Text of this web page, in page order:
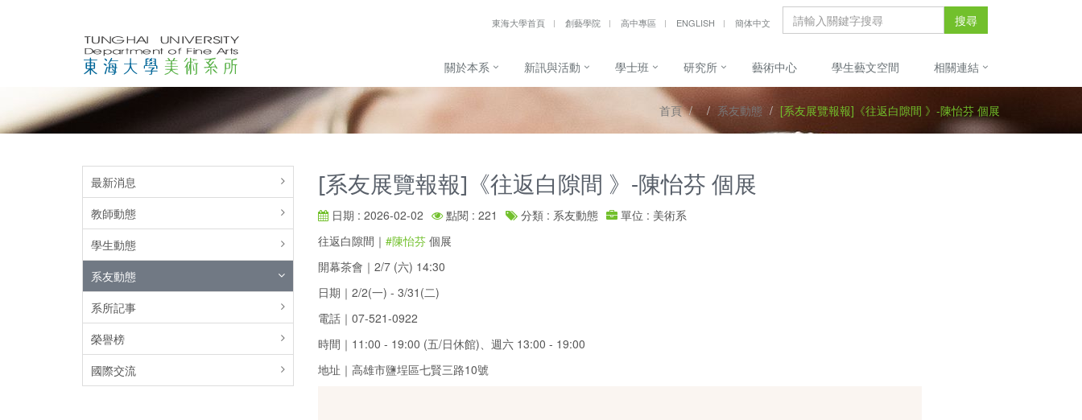
東海大學首頁 創藝學院 高中專區 ENGLISH 簡体中文 搜尋
關於本系 新訊與活動 學士班 研究所 藝術中心 學生藝文空間 相關連結
首頁 系友動態 [系友展覽報報]《往返白隙間 》-陳怡芬 個展
最新消息
教師動態
學生動態
系友動態
系所記事
榮譽榜
國際交流
[系友展覽報報]《往返白隙間 》-陳怡芬 個展
日期 : 2026-02-02 點閱 : 221 分類 : 系友動態
單位 : 美術系
往返白隙間｜ #陳怡芬個展
開幕茶會｜2/7 (六) 14:30
日期｜2/2(一) - 3/31(二)
電話｜07-521-0922
時間｜11:00 - 19:00 (五/日休館)、週六 13:00 - 19:00
地址｜高雄市鹽埕區七賢三路10號